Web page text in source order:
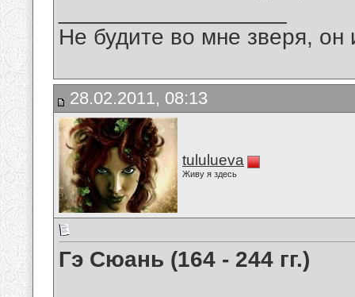
Не будите во мне зверя, он
28.02.2011, 08:13
tululueva
Живу я здесь
Гэ Сюань (164 - 244 гг.)